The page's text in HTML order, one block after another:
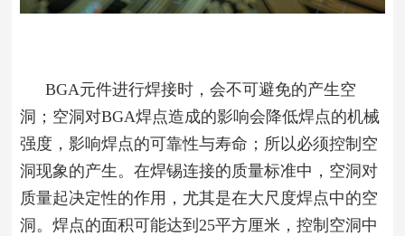
BGA元件进行焊接时，会不可避免的产生空
洞；空洞对BGA焊点造成的影响会降低焊点的机械
强度，影响焊点的可靠性与寿命；所以必须控制空
洞现象的产生。在焊锡连接的质量标准中，空洞对
质量起决定性的作用，尤其是在大尺度焊点中的空
洞。焊点的面积可能达到25平方厘米，控制空洞中